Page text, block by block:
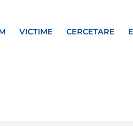
VICTIME CERCETARE